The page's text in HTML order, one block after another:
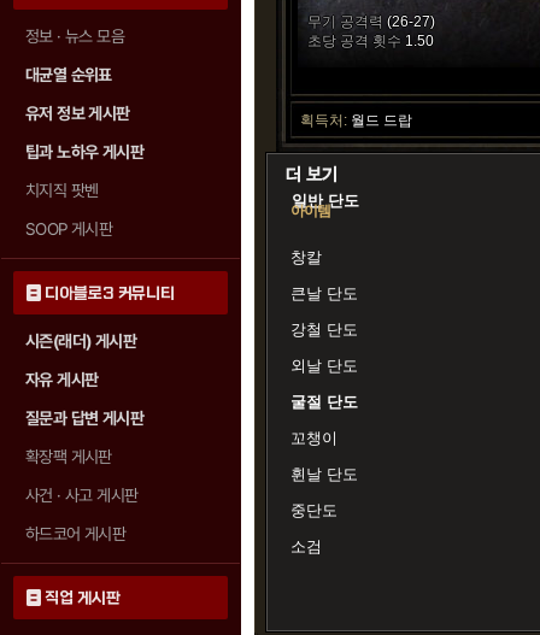
정보 · 뉴스 모음
대균열 순위표
유저 정보 게시판
팁과 노하우 게시판
치지직 팟벤
SOOP 게시판
디아블로3 커뮤니티
시즌(래더) 게시판
자유 게시판
질문과 답변 게시판
확장팩 게시판
사건 · 사고 게시판
하드코어 게시판
직업 게시판
무기 공격력 (26-27)
초당 공격 횟수 1.50
획득처: 월드 드랍
일반 단도
아이템
창칼
큰날 단도
강철 단도
외날 단도
굴절 단도
꼬챙이
휜날 단도
중단도
소검